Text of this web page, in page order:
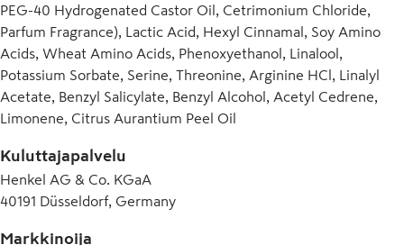
PEG-40 Hydrogenated Castor Oil, Cetrimonium Chloride,
Parfum Fragrance), Lactic Acid, Hexyl Cinnamal, Soy Amino
Acids, Wheat Amino Acids, Phenoxyethanol, Linalool,
Potassium Sorbate, Serine, Threonine, Arginine HCl, Linalyl
Acetate, Benzyl Salicylate, Benzyl Alcohol, Acetyl Cedrene,
Limonene, Citrus Aurantium Peel Oil
Kuluttajapalvelu
Henkel AG & Co. KGaA
40191 Düsseldorf, Germany
Markkinoija